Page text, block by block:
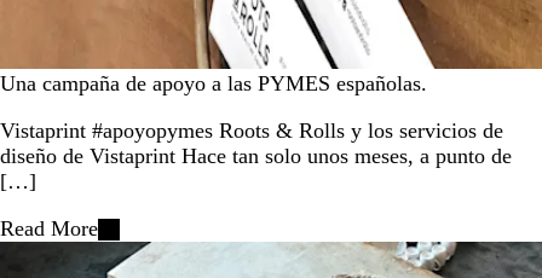
Una campaña de apoyo a las PYMES españolas.
Vistaprint #apoyopymes Roots & Rolls y los servicios de
diseño de Vistaprint Hace tan solo unos meses, a punto de
[…]
Read More